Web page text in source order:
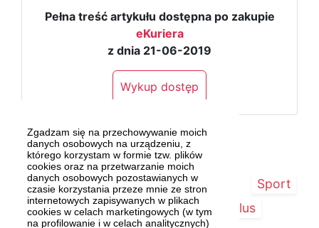
Zgadzam się na przechowywanie moich
danych osobowych na urządzeniu, z
którego korzystam w formie tzw. plików
cookies oraz na przetwarzanie moich
danych osobowych pozostawianych w
czasie korzystania przeze mnie ze stron
internetowych zapisywanych w plikach
cookies w celach marketingowych (w tym
na profilowanie i w celach analitycznych)
Pełna treść artykułu dostępna po zakupie
eKuriera
z dnia 21-06-2019
Wykup dostęp
Strona główna Szczecin/Region
Sport
Kultura
Kurier Plus